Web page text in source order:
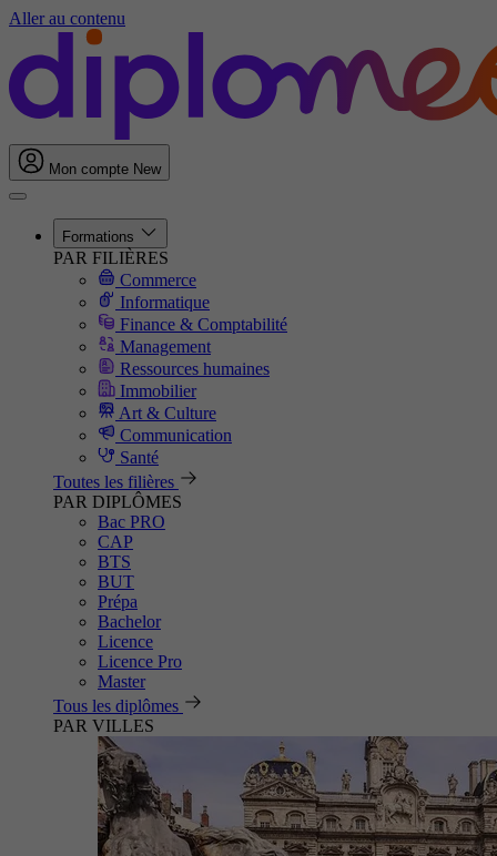
Aller au contenu
Mon compte New
Formations
PAR FILIÈRES
Commerce
Informatique
Finance & Comptabilité
Management
Ressources humaines
Immobilier
Art & Culture
Communication
Santé
Toutes les filières
PAR DIPLÔMES
Bac PRO
CAP
BTS
BUT
Prépa
Bachelor
Licence
Licence Pro
Master
Tous les diplômes
PAR VILLES